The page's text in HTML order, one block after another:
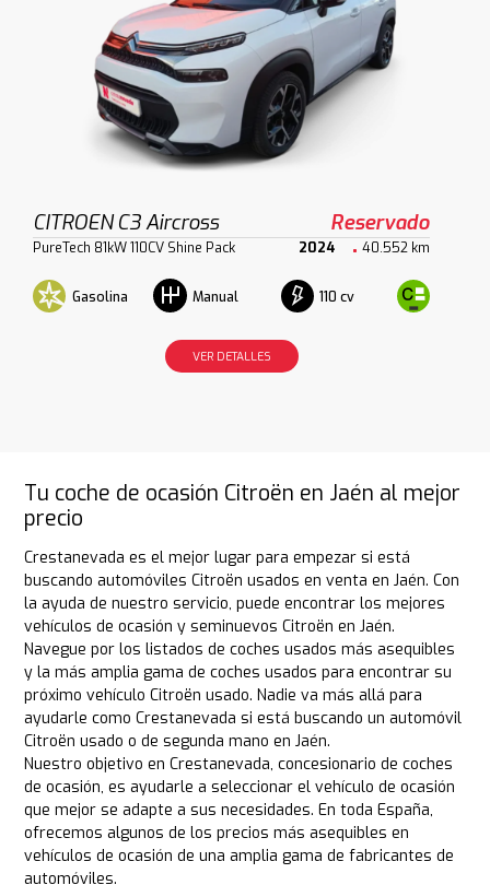
CITROEN C3 Aircross Reservado
PureTech 81kW 110CV Shine Pack 2024 40.552 km
Gasolina Manual 110 cv
VER DETALLES
Tu coche de ocasión Citroën en Jaén al mejor
precio
Crestanevada es el mejor lugar para empezar si está
buscando automóviles Citroën usados en venta en Jaén. Con
la ayuda de nuestro servicio, puede encontrar los mejores
vehículos de ocasión y seminuevos Citroën en Jaén.
Navegue por los listados de coches usados más asequibles
y la más amplia gama de coches usados para encontrar su
próximo vehículo Citroën usado. Nadie va más allá para
ayudarle como Crestanevada si está buscando un automóvil
Citroën usado o de segunda mano en Jaén.
Nuestro objetivo en Crestanevada, concesionario de coches
de ocasión, es ayudarle a seleccionar el vehículo de ocasión
que mejor se adapte a sus necesidades. En toda España,
ofrecemos algunos de los precios más asequibles en
vehículos de ocasión de una amplia gama de fabricantes de
automóviles.